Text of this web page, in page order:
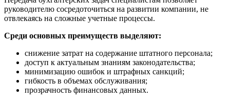
руководителю сосредоточиться на развитии компании, не
отвлекаясь на сложные учетные процессы.
Среди основных преимуществ выделяют:
снижение затрат на содержание штатного персонала;
доступ к актуальным знаниям законодательства;
минимизацию ошибок и штрафных санкций;
гибкость в объемах обслуживания;
прозрачность финансовых данных.